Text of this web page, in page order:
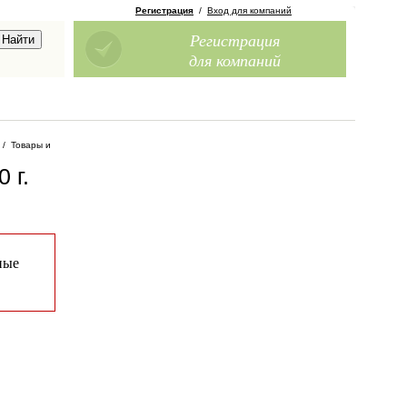
Регистрация / Вход для компаний
Регистрация
для компаний
/ Товары и
г.